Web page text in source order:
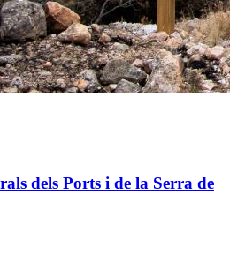
dels Ports i de la Serra de